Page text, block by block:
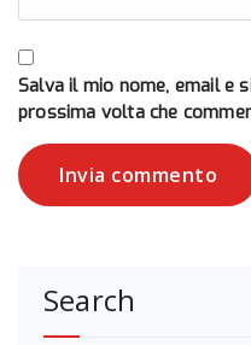
Salva il mio nome, email e
prossima volta che
Search